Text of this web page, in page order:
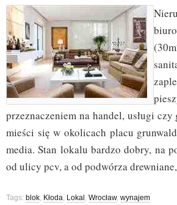
przeznaczeniem na handel, usługi
mieści się w okolicach placu
media. Stan lokalu bardzo dobry, na
od ulicy pcv, a od podwórza
Tags: blok, Kłoda, Lokal , Wrocław, wynajem